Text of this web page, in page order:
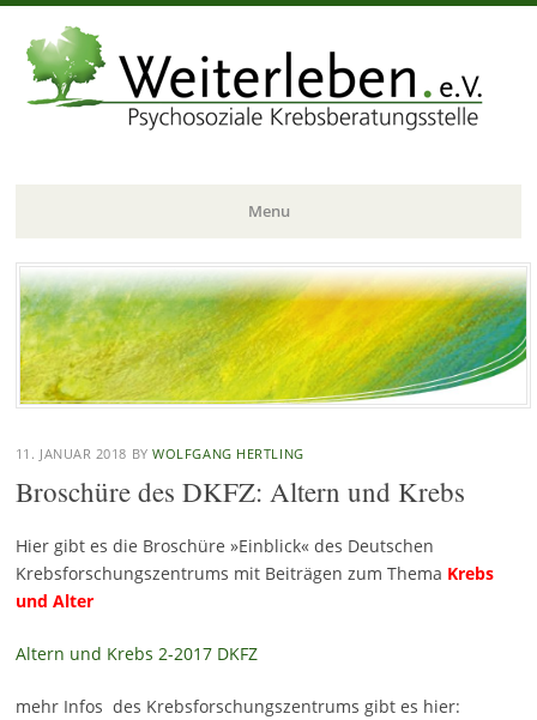
Menu
Skip
to
content
11. JANUAR 2018 BYWOLFGANG HERTLING
Broschüre des DKFZ: Altern und Krebs
Hier gibt es die Broschüre »Einblick« des Deutschen
Krebsforschungszentrums mit Beiträgen zum Thema Krebs
und Alter
Altern und Krebs 2-2017 DKFZ
mehr Infos des Krebsforschungszentrums gibt es hier: